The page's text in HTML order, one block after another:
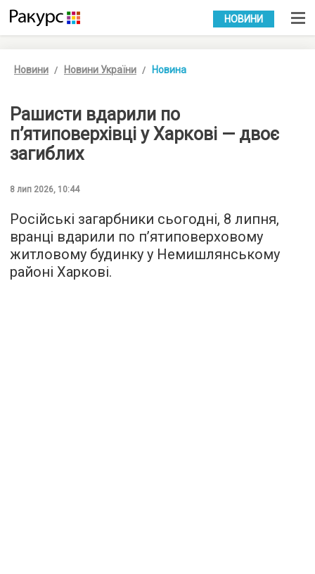
УКР РУС
НОВИНИ
Новини Новини України Новина
Рашисти вдарили по
п’ятиповерхівці у Харкові — двоє
загиблих
8 лип 2026, 10:44
Російські загарбники сьогодні, 8 липня,
вранці вдарили по п’ятиповерховому
житловому будинку у Немишлянському
районі Харкові.